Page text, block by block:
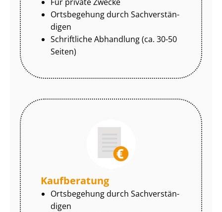
Ortsbegehung durch Sach­ver­stän­
di­gen
Schriftliche Abhandlung (ca. 30-50
Seiten)
Kaufberatung
Ortsbegehung durch Sach­ver­stän­
di­gen